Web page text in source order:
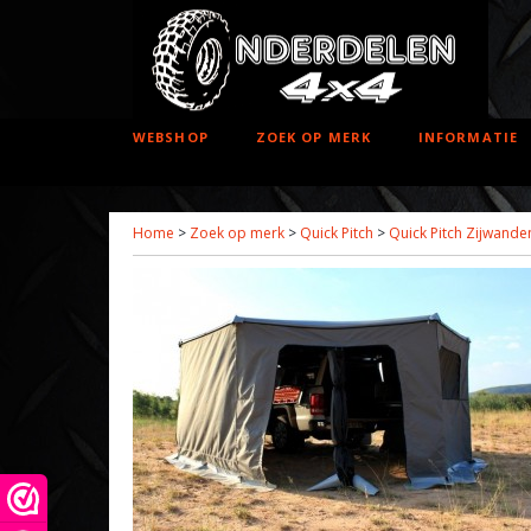
WEBSHOP ZOEK OP MERK INFORMATIE
Home > Zoek op merk > Quick Pitch > Quick Pitch